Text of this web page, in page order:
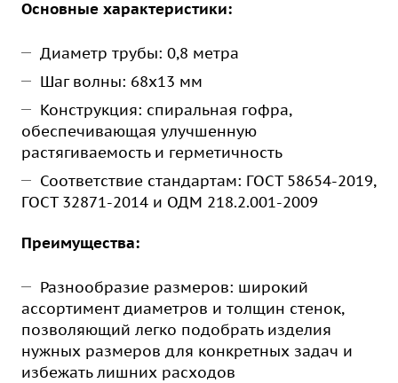
Основные характеристики:
Диаметр трубы: 0,8 метра
Шаг волны: 68х13 мм
Конструкция: спиральная гофра,
обеспечивающая улучшенную
растягиваемость и герметичность
Соответствие стандартам: ГОСТ 58654-2019,
ГОСТ 32871-2014 и ОДМ 218.2.001-2009
Преимущества:
Разнообразие размеров: широкий
ассортимент диаметров и толщин стенок,
позволяющий легко подобрать изделия
нужных размеров для конкретных задач и
избежать лишних расходов